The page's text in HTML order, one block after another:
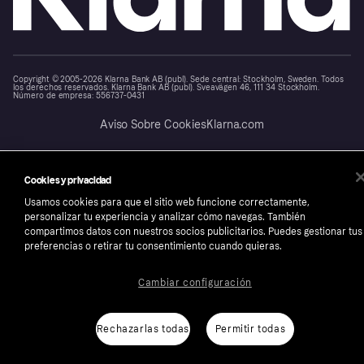
Copyright © 2005-2026 Klarna Bank AB (publ). Sede central: Stockholm, Sweden. Todos
los derechos reservados. Klarna Bank AB (publ). Sveavägen 46, 111 34 Stockholm.
Número de empresa: 556737-0431
Aviso Sobre CookiesKlarna.com
Cookies y privacidad
Usamos cookies para que el sitio web funcione correctamente,
personalizar tu experiencia y analizar cómo navegas. También
compartimos datos con nuestros socios publicitarios. Puedes gestionar tus
preferencias o retirar tu consentimiento cuando quieras.
Rechazarlas todas Permitir todas
Cambiar configuración